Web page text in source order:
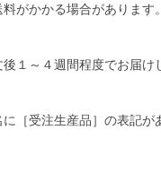
がかかる場合がありま
１～４週間程度でお届
［受注生産品］の表記が